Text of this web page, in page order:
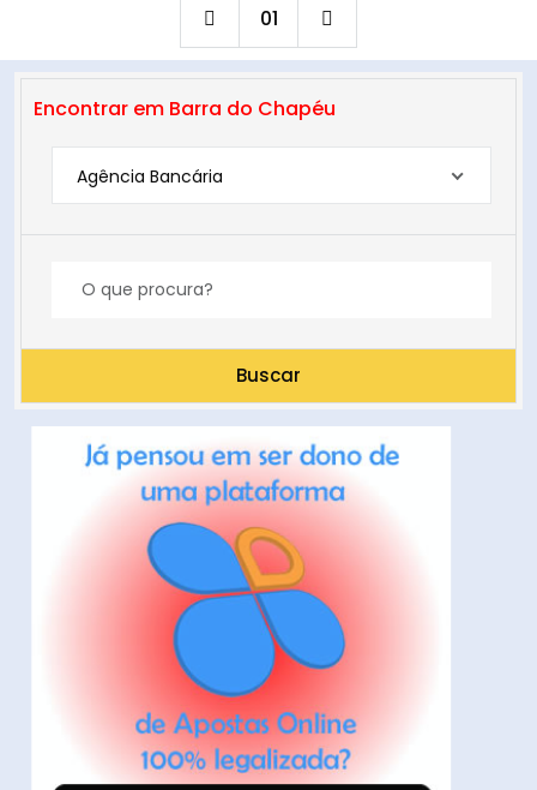
01
Encontrar em Barra do Chapéu
Agência Bancária
Buscar